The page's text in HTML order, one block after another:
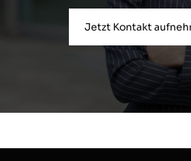
Jetzt Kontakt